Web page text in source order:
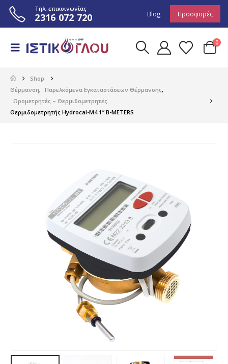
Τηλ. επικοινωνίας
2316 072 720 Blog Προσφορές
0
Shop
Θέρμανση, Παρελκόμενα Εγκαταστάσεων Θέρμανσης,
Ωρομετρητές – Θερμιδομετρητές
Θερμιδομετρητής Hydrocal-M4 1″ B-METERS